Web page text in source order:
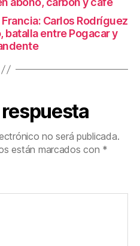
Carlos Rodríguez
batalla entre Pogacar y
no será publicada.
están marcados con *